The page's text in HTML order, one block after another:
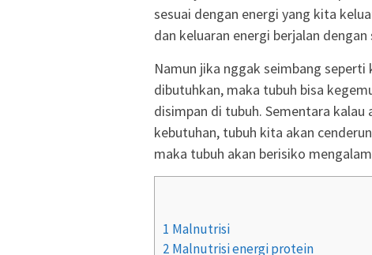
sesuai dengan energi yang kita
dan keluaran energi berjalan dengan
Namun jika nggak seimbang
dibutuhkan, maka tubuh bisa
disimpan di tubuh. Sementara
kebutuhan, tubuh kita akan
maka tubuh akan berisiko
1 Malnutrisi
2 Malnutrisi energi protein